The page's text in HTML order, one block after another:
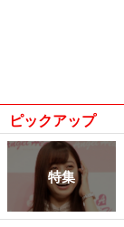
ピックアップ
特集